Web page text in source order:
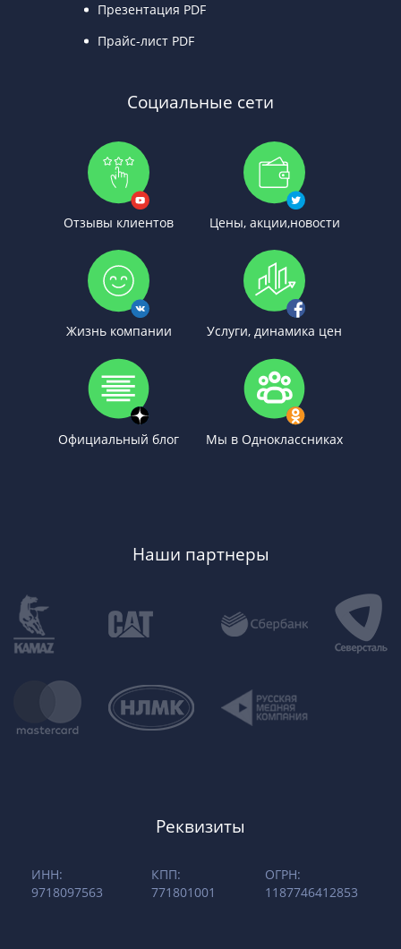
Презентация PDF
Прайс-лист PDF
Социальные сети
Отзывы клиентов Цены, акции,новости
Жизнь компании Услуги, динамика цен
Официальный блог Мы в Одноклассниках
Наши партнеры
Реквизиты
ИНН:
9718097563
КПП:
771801001
ОГРН:
1187746412853